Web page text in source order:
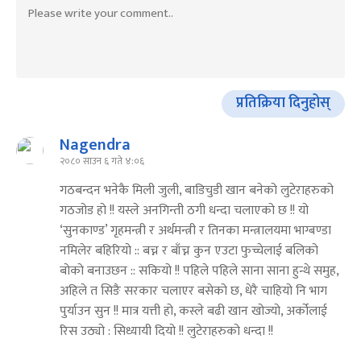
प्रतिक्रिया दिनुहोस्
Nagendra
२०८० साउन ६ गते ४:०६
गठबन्दन भनेकै मिली जुली, बाडिचुडी खान बनेको लुटेराहरुको
गठजोड हो !! यस्ले अनगिन्ती ठगी धन्दा चलाएको छ !! यो
‘सुनकाण्ड’ गृहमन्त्री र अर्थमन्त्री र तिनका मन्त्रालयमा भाग्बण्डा
नमिलेर बहिरियो :: बच्न र बाँच्न कुन एउटा फुच्चेलाई बलिको
बोको बनाउछन :: सकियो !! पहिले पहिले साना साना हुन्थे समुह,
अहिले त सिङै सरकार चलाएर बसेको छ, धेरै चाहियो नि भाग
पुर्याउन सुन !! मात्र यत्ती हो, कस्ले बढी खान खोज्यो, अर्कोलाई
रिस उठ्यो : सिध्यायी दियो !! लुटेराहरुको धन्दा !!